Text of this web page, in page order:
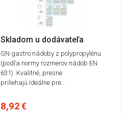
Skladom u dodávateľa
GN gastro nádoby z polypropylénu
(podľa normy rozmerov nádob EN
631) .Kvalitné, presne
priliehajú.Ideálne pre…
8,92 €